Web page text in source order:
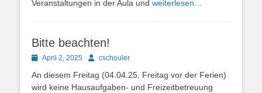
Veranstaltungen in der Aula und weiterlesen…
Bitte beachten!
PostedApril 2, 2025 Autorcschouler
An diesem Freitag (04.04.25, Freitag vor der Ferien)
wird keine Hausaufgaben- und Freizeitbetreuung